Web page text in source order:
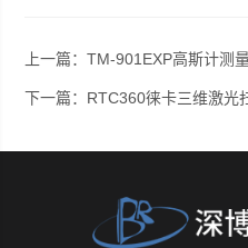
上一篇：TM-901EXP高斯计测量
下一篇： RTC360徕卡三维激光